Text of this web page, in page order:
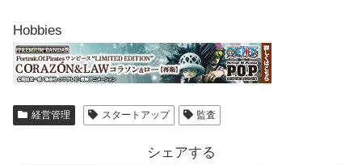
Hobbies
経営管理 スタートアップ 監査
シェアする